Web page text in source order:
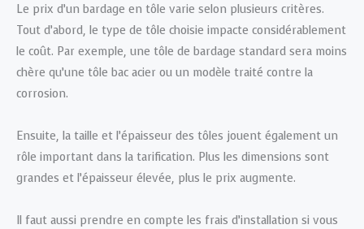
Le prix d’un bardage en tôle varie selon plusieurs critères.
Tout d’abord, le type de tôle choisie impacte considérablement
le coût. Par exemple, une tôle de bardage standard sera moins
chère qu’une tôle bac acier ou un modèle traité contre la
corrosion.
Ensuite, la taille et l’épaisseur des tôles jouent également un
rôle important dans la tarification. Plus les dimensions sont
grandes et l’épaisseur élevée, plus le prix augmente.
Il faut aussi prendre en compte les frais d’installation si vous